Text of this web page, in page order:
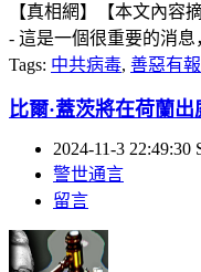
【真相網】【本文內容
- 這是一個很重要的消
Tags: 中共病毒, 善惡有報
比爾·蓋茨將在荷蘭
2024-11-3 22:49:30
警世通言
留言